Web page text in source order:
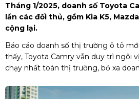
Tháng 1/2025, doanh số Toyota
lần các đối thủ, gồm Kia K5,
cộng lại.
Báo cáo doanh số thị trường ô tô
thấy, Toyota Camry vẫn duy trì ngôi
chạy nhất toàn thị trường, bỏ xa